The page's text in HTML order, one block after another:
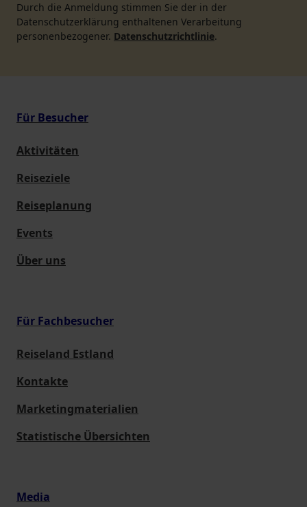
Durch die Anmeldung stimmen Sie der in der
Datenschutzerklärung enthaltenen Verarbeitung
personenbezogener. Datenschutzrichtlinie.
Für Besucher
Aktivitäten
Reiseziele
Reiseplanung
Events
Über uns
Für Fachbesucher
Reiseland Estland
Kontakte
Marketingmaterialien
Statistische Übersichten
Media